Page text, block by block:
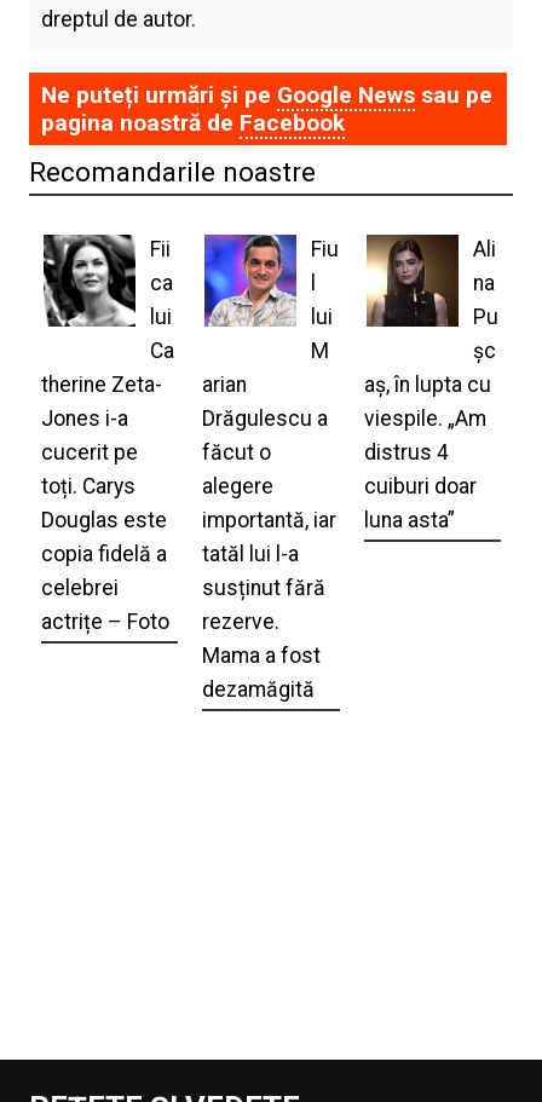
dreptul de autor.
Ne puteți urmări și pe Google Newssau pe
pagina noastră de Facebook
Recomandarile noastre
Fii
ca
lui
Ca
therine Zeta-
Jones i-a
cucerit pe
toți. Carys
Douglas este
copia fidelă a
celebrei
actrițe – Foto
Fiu
lui
M
arian
Drăgulescu a
făcut o
alegere
importantă, iar
tatăl lui l-a
susținut fără
rezerve.
Mama a fost
dezamăgită
Ali
na
Pu
șc
aș, în lupta cu
viespile. „Am
distrus 4
cuiburi doar
luna asta”